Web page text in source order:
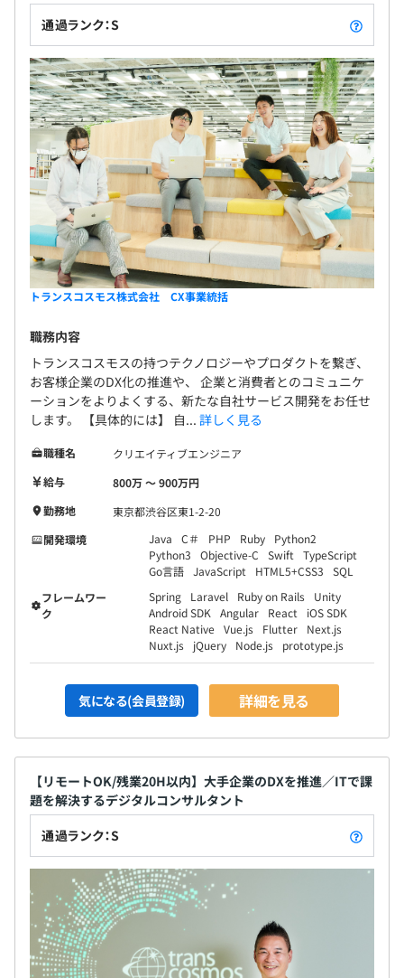
通過ランク：S
トランスコスモス株式会社 CX事業統括
職務内容
トランスコスモスの持つテクノロジーやプロダクトを繋ぎ、
お客様企業のDX化の推進や、 企業と消費者とのコミュニケ
ーションをよりよくする、新たな自社サービス開発をお任せ
します。 【具体的には】 自... 詳しく見る
職種名
クリエイティブエンジニア
給与
800万 〜 900万円
勤務地
東京都渋谷区東1-2-20
開発環境
Java C＃ PHP Ruby
Python2
Python3
Objective-C Swift
TypeScript
Go言語 JavaScript HTML5+CSS3
SQL
フレームワー
ク
Spring Laravel Ruby on Rails
Unity
Android SDK
Angular React
iOS SDK
React Native Vue.js Flutter
Next.js
Nuxt.js
jQuery Node.js prototype.js
気になる(会員登録) 詳細を見る
【リモートOK/残業20H以内】大手企業のDXを推進／ITで課
題を解決するデジタルコンサルタント
通過ランク：S